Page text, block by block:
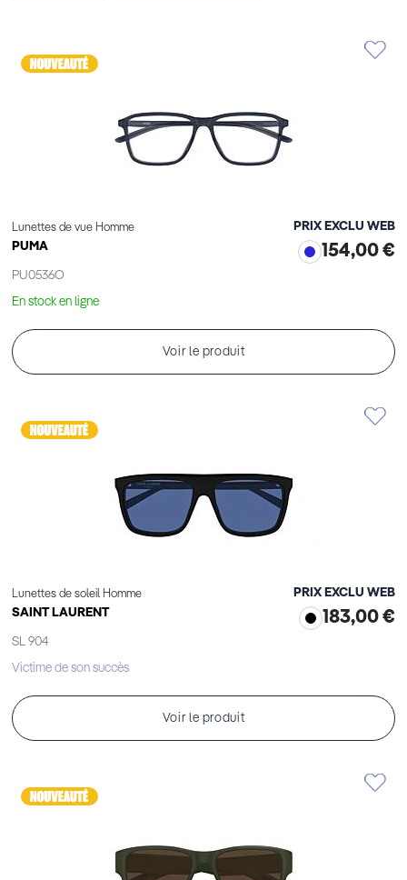
Lunettes de vue Homme
PUMA
PU0536O
PRIX EXCLU WEB
154,00 €
En stock en ligne
Voir le produit
Lunettes de soleil Homme
SAINT LAURENT
SL 904
PRIX EXCLU WEB
183,00 €
Victime de son succès
Voir le produit